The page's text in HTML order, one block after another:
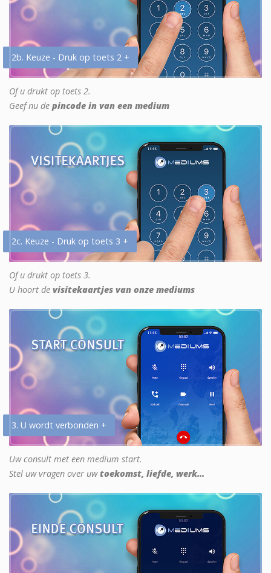
2b. Keuze - Druk op toets 2 +
Of u drukt op toets 2.
Geef nu de pincode in van een medium
2c. Keuze - Druk op toets 3 +
Of u drukt op toets 3.
U hoort de visitekaartjes van onze mediums
3. U wordt verbonden +
Uw consult met een medium start.
Stel uw vragen over uwtoekomst, liefde, werk...